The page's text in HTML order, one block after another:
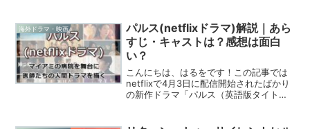
この...
海外ドラマ・映画
パルス(netflixドラマ)解説｜あら
すじ・キャストは？感想は面白
い？
こんにちは、はるをです！この記事では
netflixで4月3日に配信開始されたばかり
の新作ドラマ「パルス（英語版タイト